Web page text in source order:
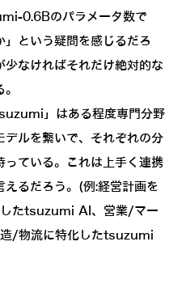
0.6Bのパラメータ数で
という疑問を感じるだろ
少なければそれだけ絶対的な
」はある程度専門分野
デルを繋いで、それぞれの分
っている。これは上手く連携
るだろう。(例:経営計画を
たtsuzumi AI、営業/マー
/物流に特化したtsuzumi